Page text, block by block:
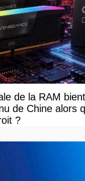
de la RAM
de Chine alors
?